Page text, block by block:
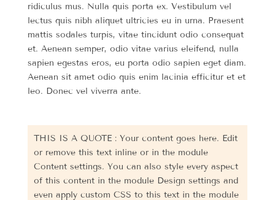
ridiculus mus. Nulla quis porta ex. Vestibulum vel
lectus quis nibh aliquet ultricies eu in urna. Praesent
mattis sodales turpis, vitae tincidunt odio consequat
et. Aenean semper, odio vitae varius eleifend, nulla
sapien egestas eros, eu porta odio sapien eget diam.
Aenean sit amet odio quis enim lacinia efficitur et et
leo. Donec vel viverra ante.
THIS IS A QUOTE : Your content goes here. Edit
or remove this text inline or in the module
Content settings. You can also style every aspect
of this content in the module Design settings and
even apply custom CSS to this text in the module